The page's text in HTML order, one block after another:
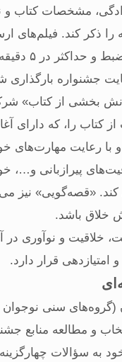
مشخصات کتاب و
ذکر کند. فیلم‌های
جشنواره بارگذاری
بخشی از کتاب»
کتاب را، که دارای
با رعایت مهارت‌های
پیرازبانی و…،
«قصه‌گویی» نیز
خلاق باشد.
خلاقیت و نوآوری در
امتیازدهی قرار دارد.
(گروه‌های سنی نوجوان
و مطالعه منابع
به سؤالات